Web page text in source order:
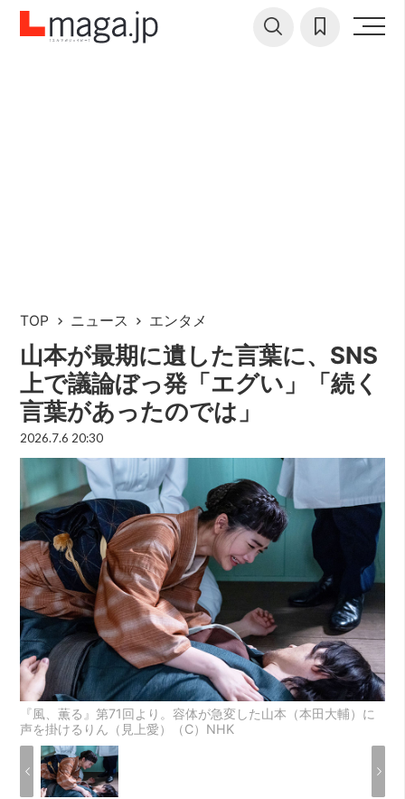
TOP ニュース エンタメ
山本が最期に遺した言葉に、SNS
上で議論ぼっ発「エグい」「続く
言葉があったのでは」
2026.7.6 20:30
『風、薫る』第71回より。容体が急変した山本（本田大輔）に
声を掛けるりん（見上愛）（C）NHK